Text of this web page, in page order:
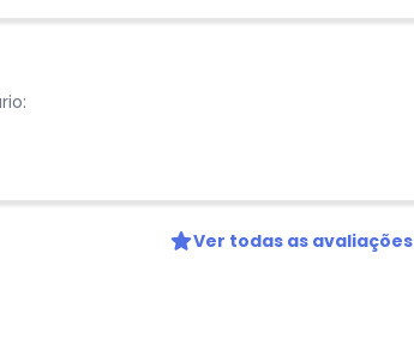
Ver todas as avaliações